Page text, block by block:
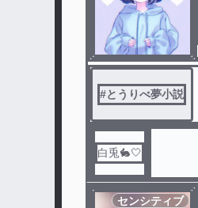
#とうりべ夢小説
白兎🐇🤍
センシティブ